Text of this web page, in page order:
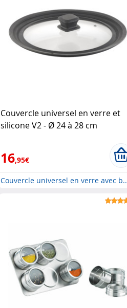
Couvercle universel en verre et
silicone V2 - Ø 24 à 28 cm
16,95€
Couvercle universel en verre avec b..